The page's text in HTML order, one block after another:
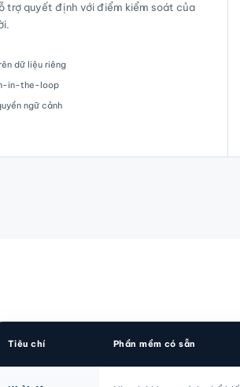
trợ quyết định với điểm kiểm soát của
dữ liệu riêng
in-the-loop
ngữ cảnh
Tiêu chí Phần mềm có sẵn